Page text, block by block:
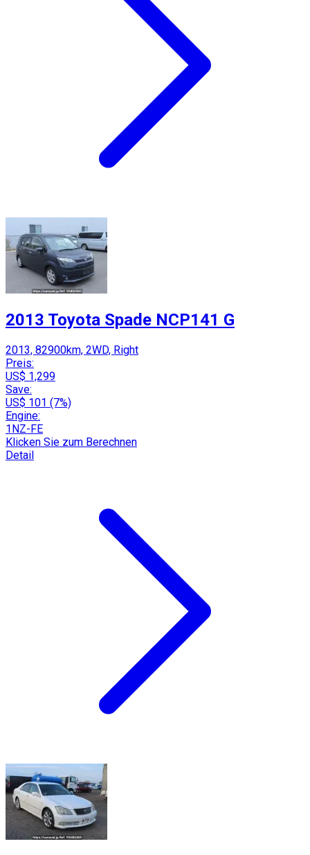
2013 Toyota Spade NCP141 G
2013, 82900km, 2WD, Right
Preis:
US$ 1,299
Save:
US$ 101 (7%)
Engine:
1NZ-FE
Klicken Sie zum Berechnen
Detail